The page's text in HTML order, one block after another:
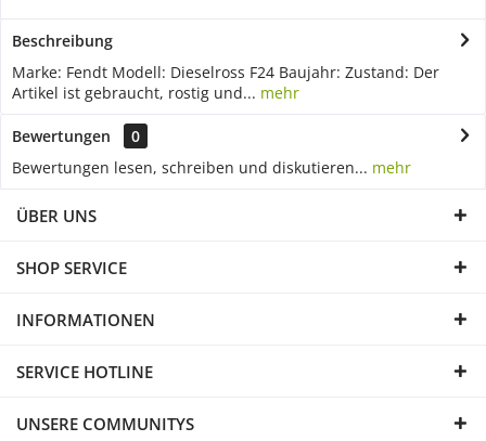
Beschreibung
Marke: Fendt Modell: Dieselross F24 Baujahr: Zustand: Der
Artikel ist gebraucht, rostig und... mehr
Bewertungen
0
Bewertungen lesen, schreiben und diskutieren... mehr
ÜBER UNS
SHOP SERVICE
INFORMATIONEN
SERVICE HOTLINE
UNSERE COMMUNITYS